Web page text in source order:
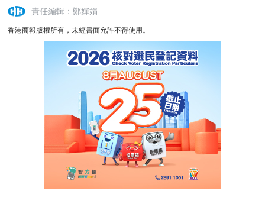
責任編輯：鄭嬋娟
香港商報版權所有，未經書面允許不得使用。